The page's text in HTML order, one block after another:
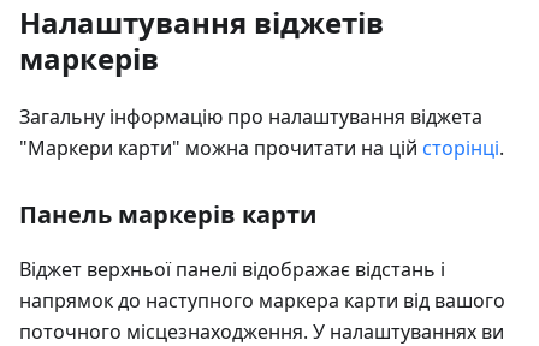
Налаштування віджетів
маркерів
Загальну інформацію про налаштування віджета
"Маркери карти" можна прочитати на цій сторінці.
Панель маркерів карти
Віджет верхньої панелі відображає відстань і
напрямок до наступного маркера карти від вашого
поточного місцезнаходження. У налаштуваннях ви